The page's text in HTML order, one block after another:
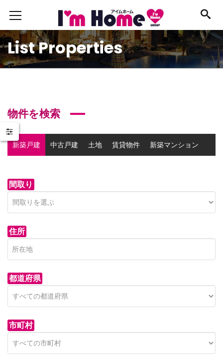
List Properties
物件を検索
新築戸建 中古戸建 土地 賃貸物件 新築マンション
間取り
住所
都道府県
市町村